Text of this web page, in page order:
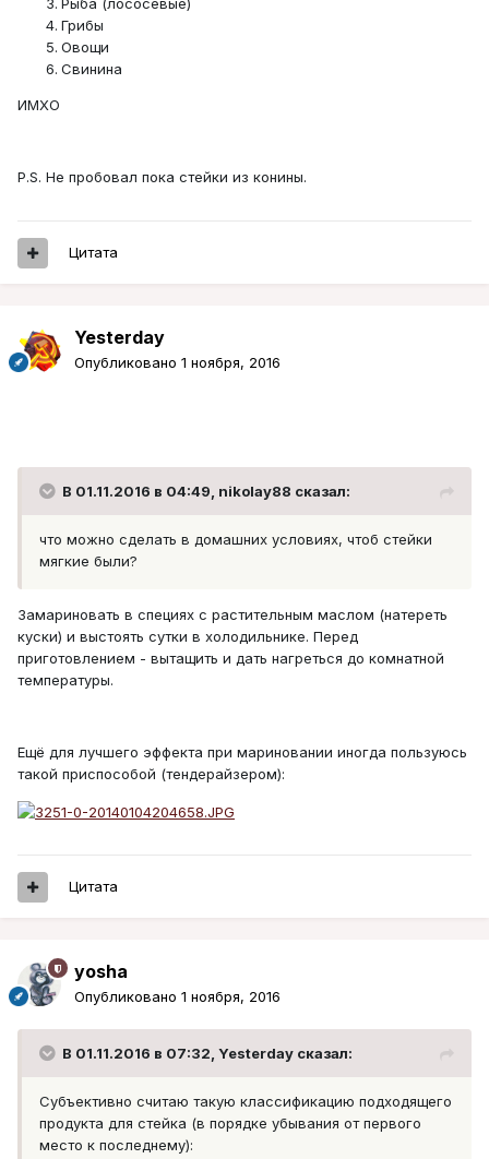
Рыба (лососёвые)
Грибы
Овощи
Свинина
ИМХО
P.S. Не пробовал пока стейки из конины.
Цитата
Yesterday
Опубликовано 1 ноября, 2016
В 01.11.2016 в 04:49, nikolay88 сказал:
что можно сделать в домашних условиях, чтоб стейки
мягкие были?
Замариновать в специях с растительным маслом (натереть
куски) и выстоять сутки в холодильнике. Перед
приготовлением - вытащить и дать нагреться до комнатной
температуры.
Ещё для лучшего эффекта при мариновании иногда пользуюсь
такой приспособой (тендерайзером):
Цитата
yosha
Опубликовано 1 ноября, 2016
В 01.11.2016 в 07:32, Yesterday сказал:
Субъективно считаю такую классификацию подходящего
продукта для стейка (в порядке убывания от первого
место к последнему):